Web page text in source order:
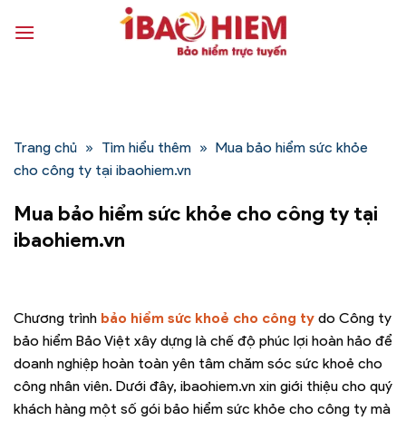
qua
Trang chủ » Tìm hiểu thêm » Mua bảo hiểm sức khỏe
cho công ty tại ibaohiem.vn
Mua bảo hiểm sức khỏe cho công ty tại
ibaohiem.vn
Chương trình bảo hiểm sức khoẻ cho công ty do Công ty
bảo hiểm Bảo Việt xây dựng là chế độ phúc lợi hoàn hảo để
doanh nghiệp hoàn toàn yên tâm chăm sóc sức khoẻ cho
công nhân viên. Dưới đây, ibaohiem.vn xin giới thiệu cho quý
khách hàng một số gói bảo hiểm sức khỏe cho công ty mà